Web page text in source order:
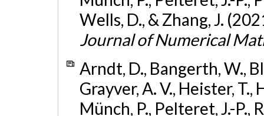
Wells, D., & Zhang, J.
Journal of Numerical
Arndt, D., Bangerth, W.,
Grayver, A. V., Heister,
Münch, P., Pelteret, J.-P.,